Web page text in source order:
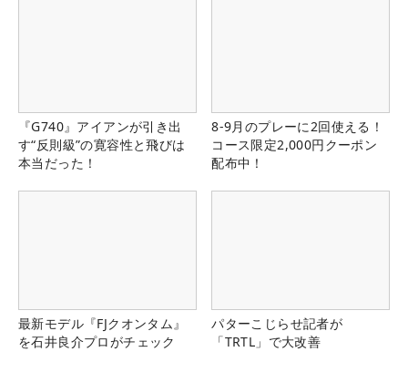
『G740』アイアンが引き出
す“反則級”の寛容性と飛びは
本当だった！
8-9月のプレーに2回使える！
コース限定2,000円クーポン
配布中！
最新モデル『FJクオンタム』
を石井良介プロがチェック
パターこじらせ記者が
「TRTL」で大改善